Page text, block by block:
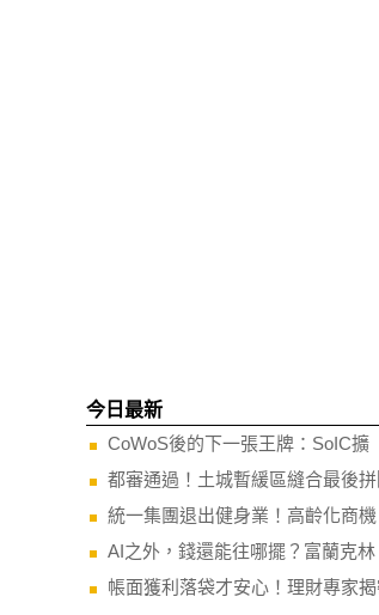
今日最新
CoWoS後的下一張王牌：SoIC擴
都審通過！土城暫緩區縫合最後拼
統一集團退出健身業！高齡化商
AI之外，錢還能往哪擺？富蘭克林
帳面獲利落袋才安心！理財專家